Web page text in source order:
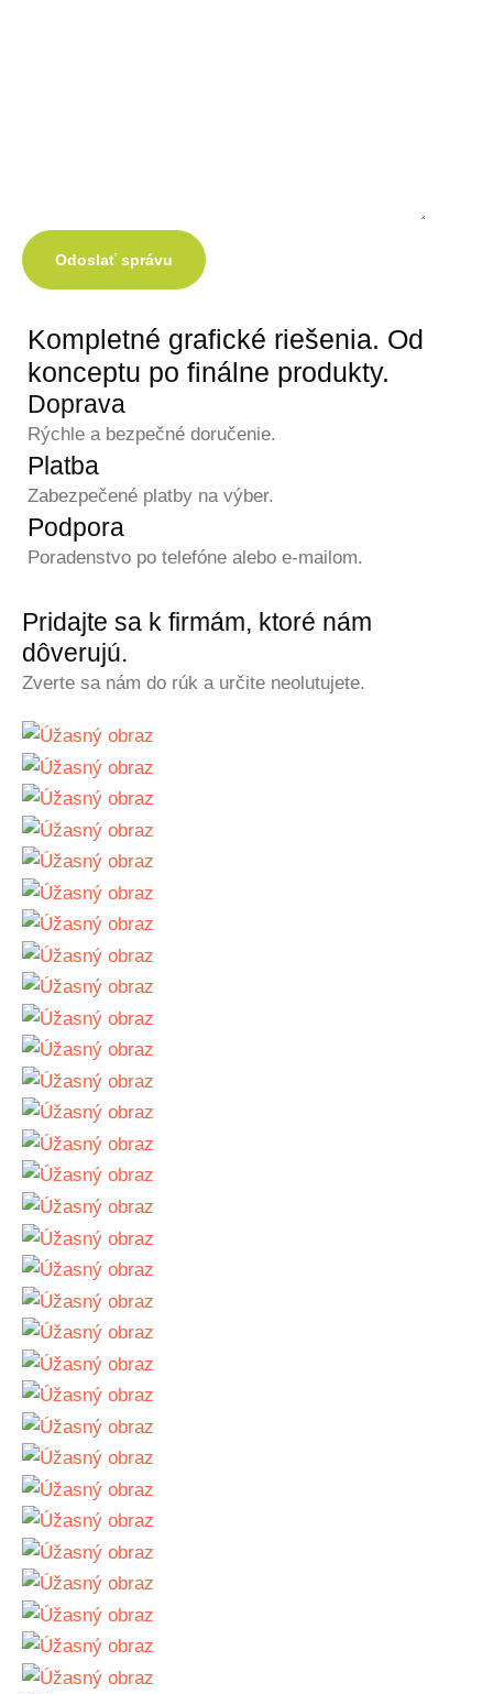
Odoslať správu
Kompletné grafické riešenia. Od
konceptu po finálne produkty.
Doprava
Rýchle a bezpečné doručenie.
Platba
Zabezpečené platby na výber.
Podpora
Poradenstvo po telefóne alebo e-mailom.
Pridajte sa k firmám, ktoré nám
dôverujú.
Zverte sa nám do rúk a určite neolutujete.